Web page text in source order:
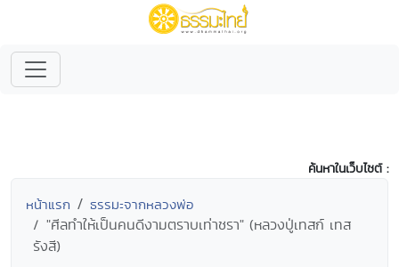
ค้นหาในเว็บไซต์ :
หน้าแรก ธรรมะจากหลวงพ่อ
"ศีลทำให้เป็นคนดีงามตราบเท่าชรา" (หลวงปู่เทสก์ เทส
รังสี)